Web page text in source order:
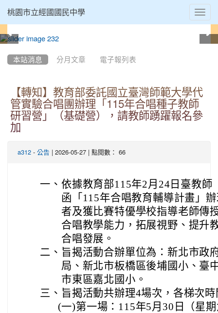
桃園市立經國國民中學
本站消息 分月文章 電子報列表
【轉知】教育部委託國立臺灣師範大學代
管實驗合唱團辦理「115年合唱種子教師
研習營」（基礎營），請教師踴躍報名參
加
a312 - 公告 | 2026-05-27 | 點閱數： 66
一、 依據教育部115年2月24日臺教師
函「115年合唱教育輔導計畫」
者及獲比賽特優學校指導老師傳
合唱教學能力，拓展視野、提升
合唱發展。
二、 旨揭活動合辦單位為：新北市政
局、新北市板橋區後埔國小、臺
市東區嘉北國小。
三、 旨揭活動共辦理4場次，各梯次
(一)第一場：115年5月30日（星